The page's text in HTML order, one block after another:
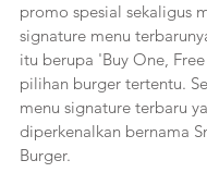
promo spesial sekaligus
signature menu
itu berupa 'Buy One,
pilihan burger tertentu.
menu signature terbaru
diperkenalkan bernama
Burger.